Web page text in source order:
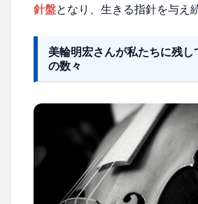
針盤となり、生きる指針を与え
美輪明宏さんが私たちに残
の数々